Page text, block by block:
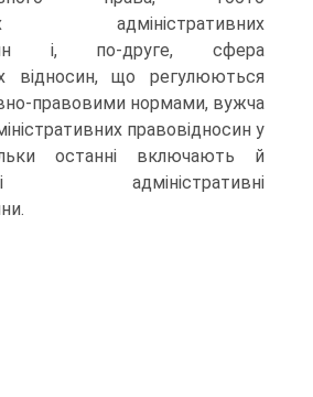
адміністративних
і, по-друге, сфера
відносин, що регулюються
правовими нормами, вужча
правовідносин у
останні включають й
адміністративні